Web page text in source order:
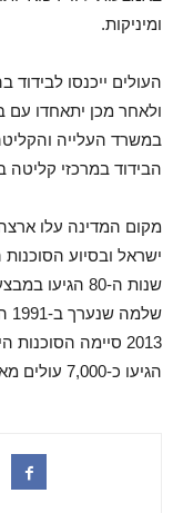
ומיניקות.
העולים ייכנסו
ולאחר מכן יתאחדו
במשרד העלייה
הבידוד במרכזי קליטה
2013 סיימה
הגיעו כ-7,000 עולים מאתיופיה.